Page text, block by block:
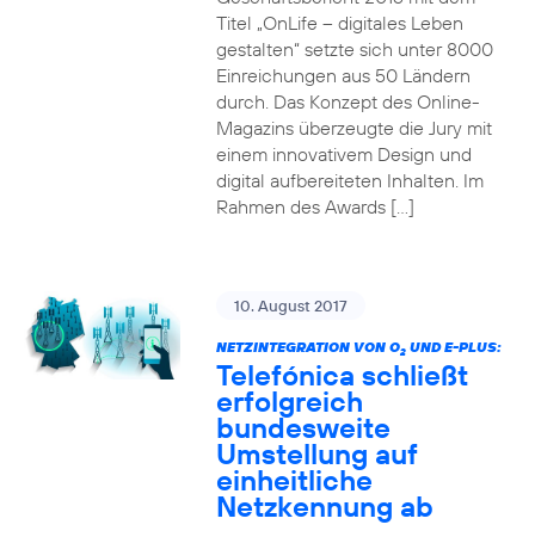
Titel „OnLife – digitales Leben
gestalten“ setzte sich unter 8000
Einreichungen aus 50 Ländern
durch. Das Konzept des Online-
Magazins überzeugte die Jury mit
einem innovativem Design und
digital aufbereiteten Inhalten. Im
Rahmen des Awards […]
10. August 2017
NETZINTEGRATION VON O2UND E-PLUS:
Telefónica schließt
erfolgreich
bundesweite
Umstellung auf
einheitliche
Netzkennung ab